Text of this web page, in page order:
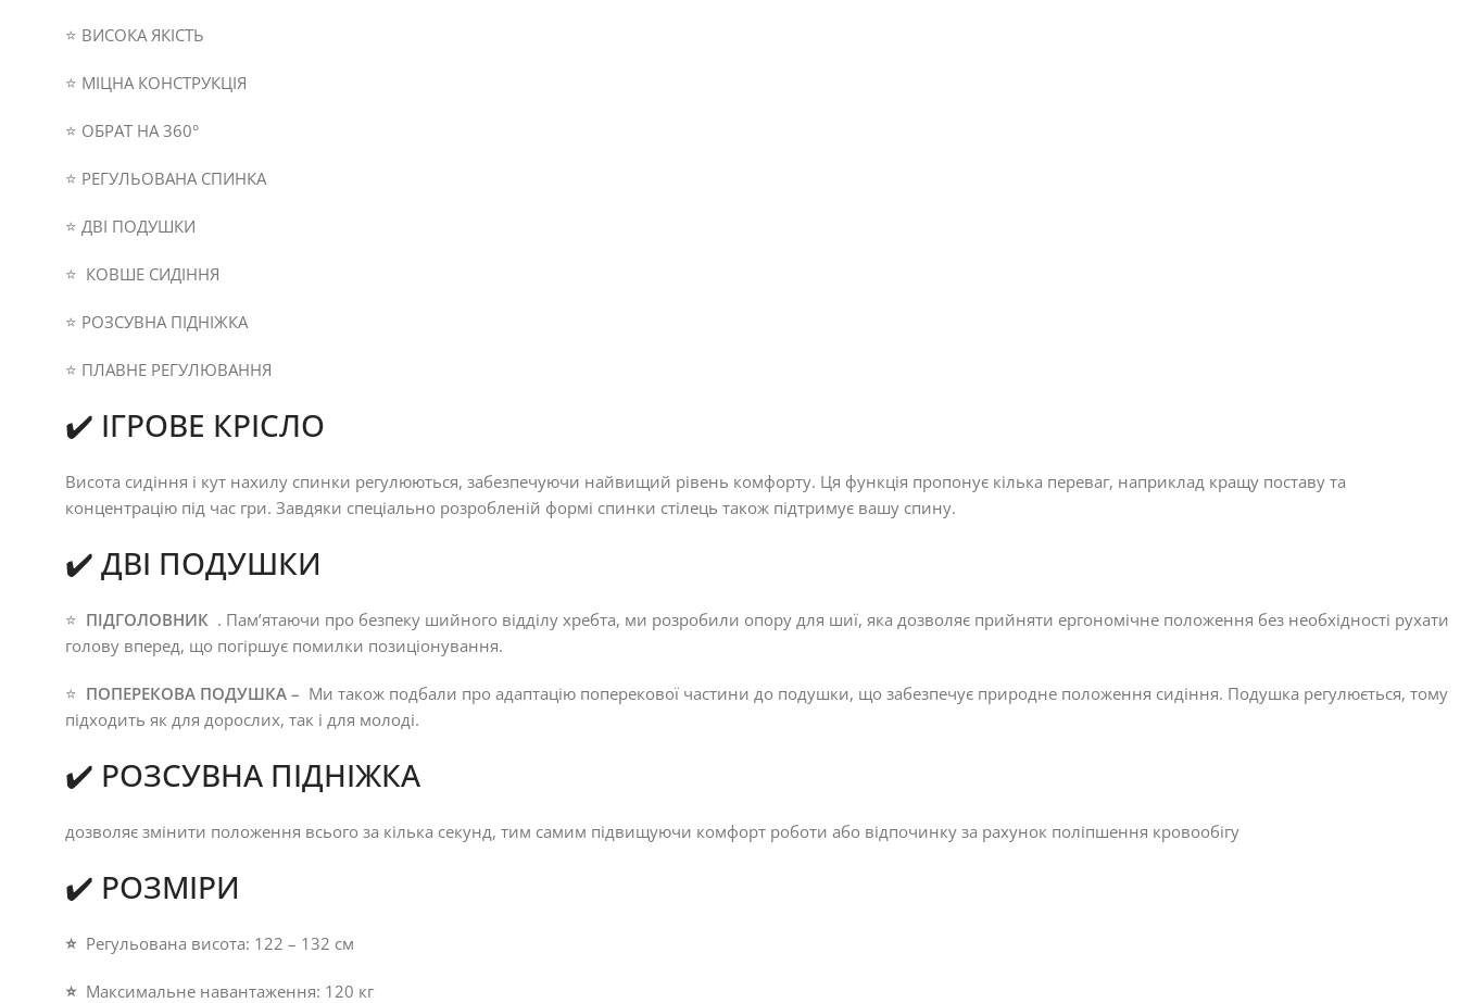
⭐ ВИСОКА ЯКІСТЬ
⭐ МІЦНА КОНСТРУКЦІЯ
⭐ ОБРАТ НА 360°
⭐ РЕГУЛЬОВАНА СПИНКА
⭐ ДВІ ПОДУШКИ
⭐ КОВШЕ СИДІННЯ
⭐ РОЗСУВНА ПІДНІЖКА
⭐ ПЛАВНЕ РЕГУЛЮВАННЯ
✔️ ІГРОВЕ КРІСЛО
Висота сидіння і кут нахилу спинки регулюються, забезпечуючи найвищий рівень комфорту. Ця функція пропонує кілька переваг, наприклад кращу поставу та
концентрацію під час гри. Завдяки спеціально розробленій формі спинки стілець також підтримує вашу спину.
✔️ ДВІ ПОДУШКИ
⭐ ПІДГОЛОВНИК . Пам’ятаючи про безпеку шийного відділу хребта, ми розробили опору для шиї, яка дозволяє прийняти ергономічне положення без необхідності рухати
голову вперед, що погіршує помилки позиціонування.
⭐ ПОПЕРЕКОВА ПОДУШКА – Ми також подбали про адаптацію поперекової частини до подушки, що забезпечує природне положення сидіння. Подушка регулюється, тому
підходить як для дорослих, так і для молоді.
✔️ РОЗСУВНА ПІДНІЖКА
дозволяє змінити положення всього за кілька секунд, тим самим підвищуючи комфорт роботи або відпочинку за рахунок поліпшення кровообігу
✔️ РОЗМІРИ
⭐ Регульована висота: 122 – 132 см
⭐ Максимальне навантаження: 120 кг